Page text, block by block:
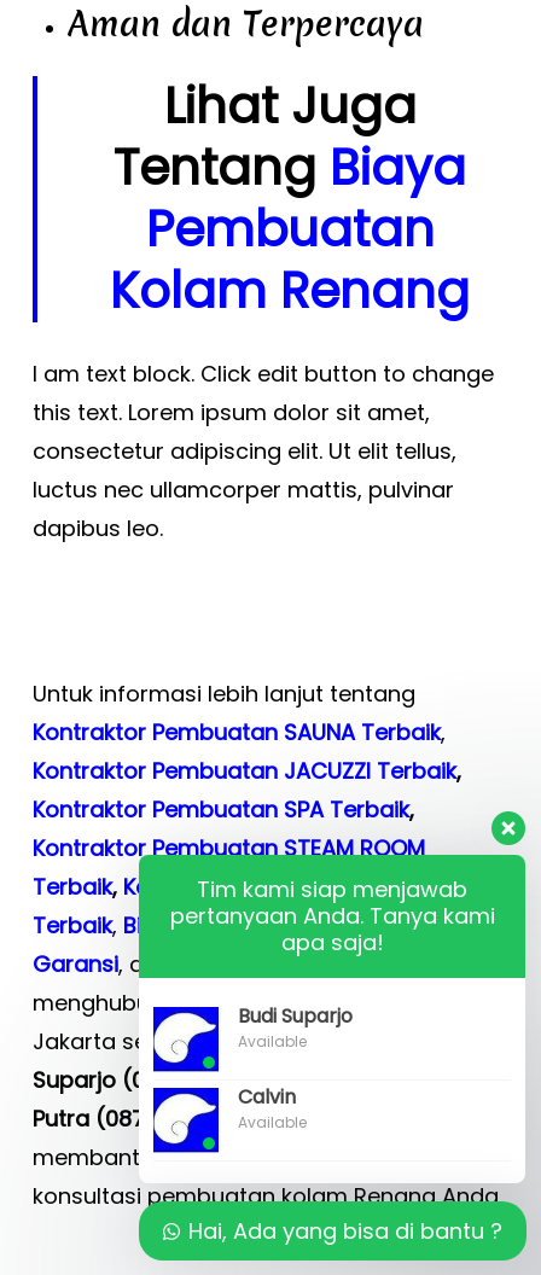
Aman dan Terpercaya
Lihat Juga
Tentang Biaya
Pembuatan
Kolam Renang
I am text block. Click edit button to change
this text. Lorem ipsum dolor sit amet,
consectetur adipiscing elit. Ut elit tellus,
luctus nec ullamcorper mattis, pulvinar
dapibus leo.
Untuk informasi lebih lanjut tentang
Kontraktor Pembuatan SAUNA Terbaik,
Kontraktor Pembuatan JACUZZI Terbaik,
Kontraktor Pembuatan SPA Terbaik,
Kontraktor Pembuatan STEAM ROOM
Terbaik, Kontraktor Pembuatan WHIRLPOOL
Terbaik, Biaya, Nasihat,Lisensi, Sertifikat,
Garansi, atau
silakan
menghubungi tim kami diBudi’s Pool
Jakarta segera atau hubungi kami
Suparjo (0819 323 90009)
Putra (087 878 466 796). Kami dapat
membantu Anda membuat jadwal
konsultasi pembuatan kolam Renang Anda.
Tim kami siap menjawab
pertanyaan Anda. Tanya kami
apa saja!
Budi Suparjo
Available
Calvin
Available
Hai, Ada yang bisa di bantu ?